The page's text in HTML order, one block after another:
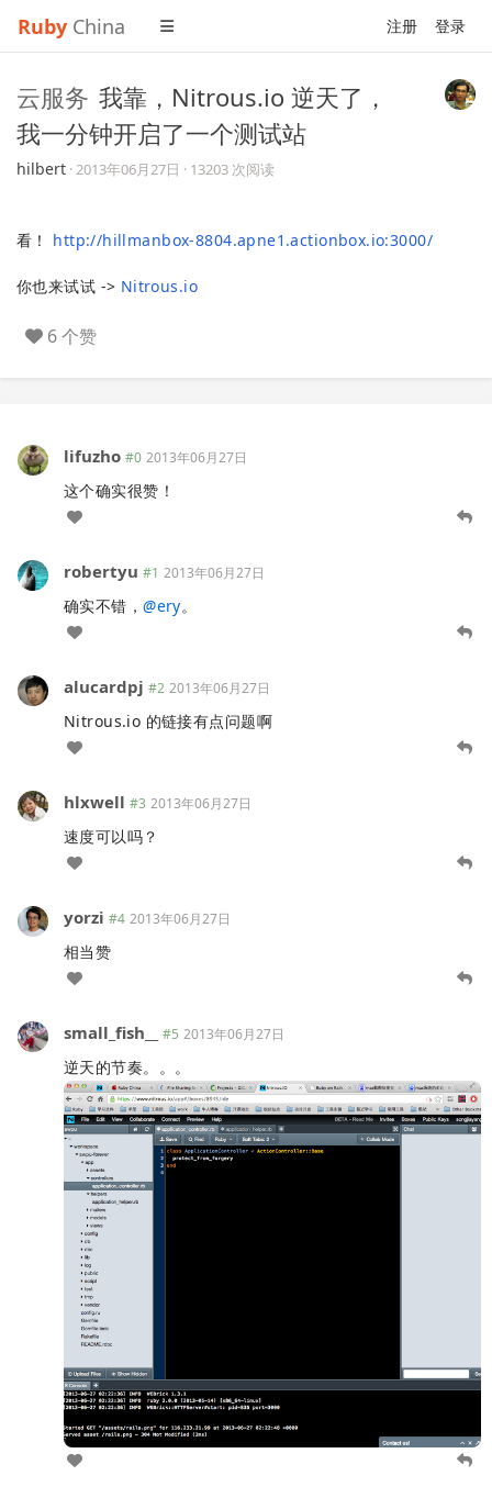
Ruby China 注册 登录
云服务 我靠，Nitrous.io 逆天了，
我一分钟开启了一个测试站
hilbert ·2013年06月27日 · 13203 次阅读
看！ http://hillmanbox-8804.apne1.actionbox.io:3000/
你也来试试 -> Nitrous.io
6 个赞
lifuzho #0 2013年06月27日
这个确实很赞！
robertyu #1 2013年06月27日
确实不错，@ery。
alucardpj #2 2013年06月27日
Nitrous.io 的链接有点问题啊
hlxwell #3 2013年06月27日
速度可以吗？
yorzi #4 2013年06月27日
相当赞
small_fish__ #5 2013年06月27日
逆天的节奏。。。